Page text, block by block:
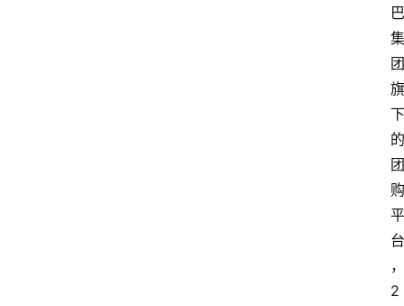
巴
集
团
旗
下
的
团
购
平
台
，
2